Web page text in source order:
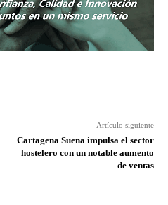
Artículo siguiente
Cartagena Suena impulsa el sector
hostelero con un notable aumento
de ventas